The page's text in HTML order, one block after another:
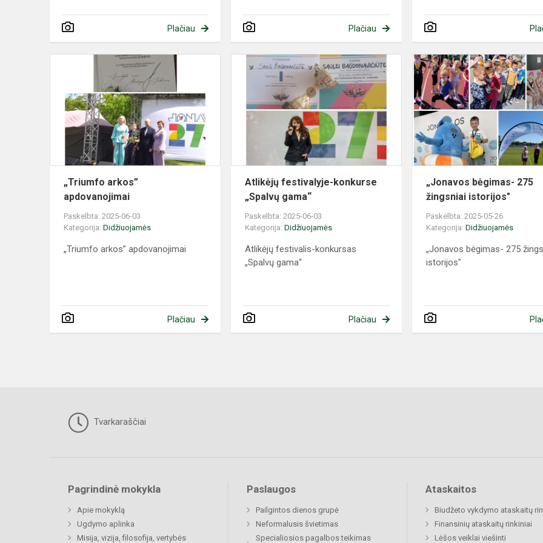
Plačiau Plačiau
„Triumfo
apdovanojimai
„Triumfo arkos”
apdovanojimai
Paskelbta: 2025-06-03
Kategorija: Didžiuojamės
„Triumfo arkos” apdovanojimai
Plačiau
Atlikėjų
festivalyje-
konkurse
„Spalvų
gama“
Atlikėjų festivalyje-konkurse
„Spalvų gama“
Paskelbta: 2025-06-03
Kategorija:Didžiuojamės
Atlikėjų festivalis-konkursas
„Spalvų gama“
Plačiau
„Jonavos bėgimas- 275
žingsniai istorijos"
Paskelbta: 2025-05-26
Kategorija:Didžiuojamės
„Jonavos bėgimas- 275
istorijos"
Tvarkaraščiai
Pagrindinė mokykla
Apie mokyklą
Ugdymo aplinka
Misija, vizija, filosofija, vertybės
Paslaugos
Pailgintos dienos grupė
Neformalusis švietimas
Specialiosios pagalbos teikimas
Ataskaitos
Biudžeto vykdymo ataskaitų
Finansinių ataskaitų rinkiniai
Lėšos veiklai viešinti